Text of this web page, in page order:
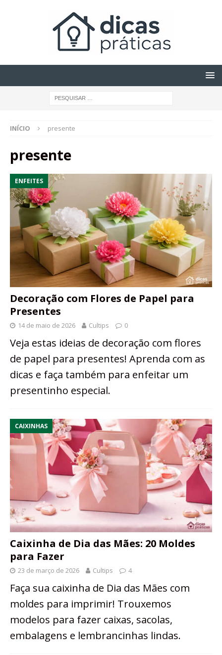
INÍCIO presente
presente
ENFEITES
Decoração com Flores de Papel para
Presentes
14 de maio de 2026 Cultips 0
Veja estas ideias de decoração com flores
de papel para presentes! Aprenda com as
dicas e faça também para enfeitar um
presentinho especial.
CAIXINHAS
Caixinha de Dia das Mães: 20 Moldes
para Fazer
23 de março de 2026 Cultips 4
Faça sua caixinha de Dia das Mães com
moldes para imprimir! Trouxemos
modelos para fazer caixas, sacolas,
embalagens e lembrancinhas lindas.